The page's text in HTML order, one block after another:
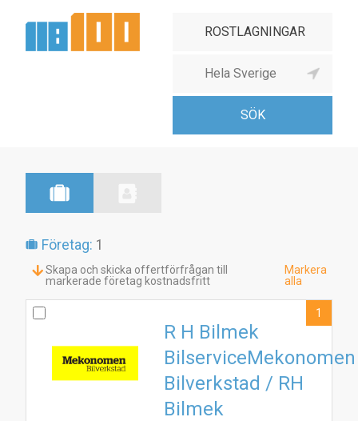
Företag: 1
Skapa och skicka offertförfrågan till
markerade företag kostnadsfritt
Markera
alla
R H Bilmek
BilserviceMekonomen
Bilverkstad / RH
Bilmek
1